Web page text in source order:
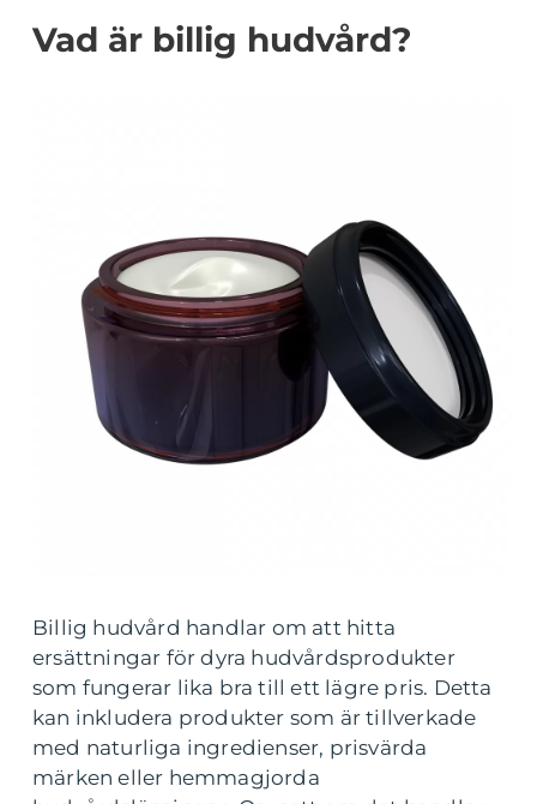
Vad är billig hudvård?
Billig hudvård handlar om att hitta
ersättningar för dyra hudvårdsprodukter
som fungerar lika bra till ett lägre pris. Detta
kan inkludera produkter som är tillverkade
med naturliga ingredienser, prisvärda
märken eller hemmagjorda